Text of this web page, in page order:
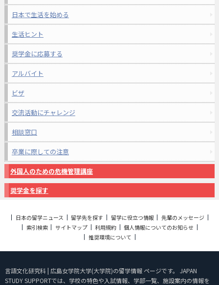
日本で生活を始める
生活ヒント
奨学金に応募する
アルバイト
ビザ
交流活動にチャレンジ
相談窓口
卒業に際しての注意
外国人のための危機管理講座
奨学金を探す
日本の留学ニュース 留学先を探す 留学に役立つ情報
先輩のメッセージ
索引検索
サイトマップ 利用規約
個人情報についてのお知らせ
推奨環境について
言語文化研究科 | 広島女学院大学(大学院)の留学情報 ページです。 JAPAN
STUDY SUPPORTでは、学校の特色や入試情報、学部一覧、施設案内の情報を